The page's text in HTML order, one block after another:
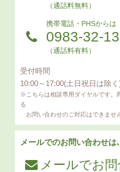
（通話料無料）
携帯電話・PHSからは
0983-32-
（通話料有料）
受付時間
10:00～17:00(土日祝日は除く
※こちらは相談専用ダイヤルです。
る
お問い合わせのご対応はできませ
メールでのお問い合わせは
メールでお